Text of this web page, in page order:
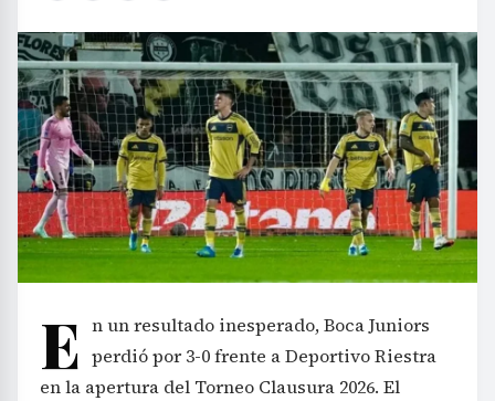
E n un resultado inesperado, Boca Juniors
perdió por 3-0 frente a Deportivo Riestra
en la apertura del Torneo Clausura 2026. El